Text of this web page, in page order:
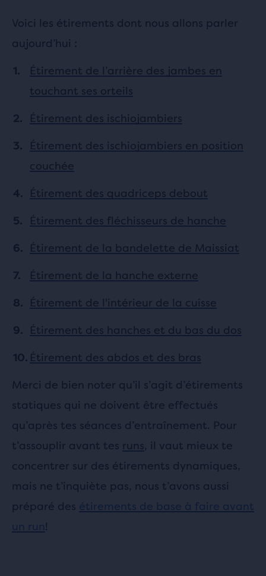
Voici les étirements dont nous allons parler
aujourd’hui :
Étirement de l’arrière des jambes en
touchant ses orteils
Étirement des ischiojambiers
Étirement des ischiojambiers en position
couchée
Étirement des quadriceps debout
Étirement des fléchisseurs de hanche
Étirement de la bandelette de Maissiat
Étirement de la hanche externe
Étirement de l'intérieur de la cuisse
Étirement des hanches et du bas du dos
Étirement des abdos et des bras
Merci de bien noter qu’il s’agit d’étirements
statiques qui ne doivent être effectués
qu’après tes séances d’entraînement. Pour
t’assouplir avant tes runs, il vaut mieux te
concentrer sur des étirements dynamiques,
mais ne t’inquiète pas, nous t’avons aussi
préparé des étirements de base à faire avant
un run!